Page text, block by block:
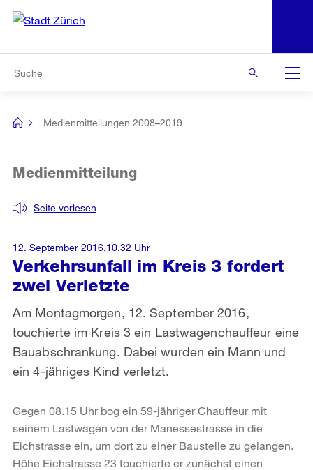
Navigation
[no
Medienmitteilungen 2008–2019
Verkehrsunfall im Kreis 3 fordert
zwei Verletzte
Seite vorlesen
Medienmitteilung
Am Montagmorgen, 12. September 2016,
touchierte im Kreis 3 ein Lastwagenchauffeur eine
Bauabschrankung. Dabei wurden ein Mann und
ein 4-jähriges Kind verletzt.
12. September 2016,10.32 Uhr
Gegen 08.15 Uhr bog ein 59-jähriger Chauffeur mit
seinem Lastwagen von der Manessestrasse in die
Eichstrasse ein, um dort zu einer Baustelle zu gelangen.
Höhe Eichstrasse 23 touchierte er zunächst einen